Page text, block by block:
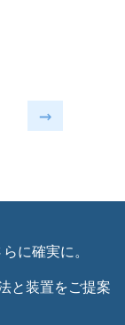
に確実に。
と装置をご提案